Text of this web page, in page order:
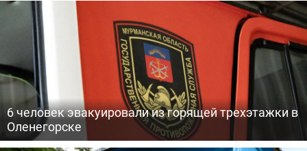
6 человек эвакуировали из горящей трехэтажки в
Оленегорске